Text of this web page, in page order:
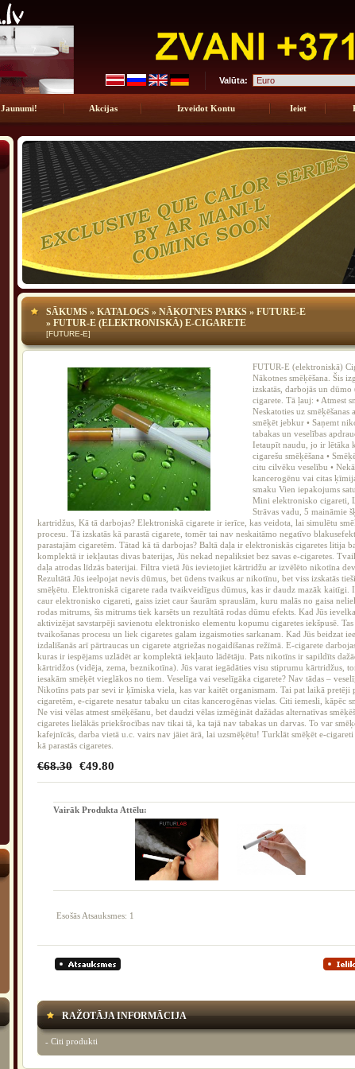
Valūta:
Jaunumi! Akcijas Izveidot Kontu Ieiet
SĀKUMS » KATALOGS » NĀKOTNES PARKS » FUTURE-E
» FUTUR-E (ELEKTRONISKĀ) E-CIGARETE
[FUTURE-E]
FUTUR-E (elektroniskā)
Nākotnes smēķēšana. Šis
izskatās, darbojās un dūmo
cigarete. Tā ļauj: • Atmest
Neskatoties uz smēķēšanas
smēķēt jebkur • Saņemt
tabakas un veselības
Ietaupīt naudu, jo ir lētāka
cigarešu smēķēšana •
citu cilvēku veselību •
kancerogēnu vai citas
smaku Vien iepakojums
Mini elektronisko cigareti,
Strāvas vadu, 5 maināmie
kartridžus, Kā tā darbojas? Elektroniskā cigarete ir ierīce, kas veidota, lai simulētu
procesu. Tā izskatās kā parastā cigarete, tomēr tai nav neskaitāmo negatīvo
parastajām cigaretēm. Tātad kā tā darbojas? Baltā daļa ir elektroniskās cigaretes litija
komplektā ir iekļautas divas baterijas, Jūs nekad nepaliksiet bez savas e-cigaretes.
daļa atrodas līdzās baterijai. Filtra vietā Jūs ievietojiet kārtridžu ar izvēlēto nikotīna
Rezultātā Jūs ieelpojat nevis dūmus, bet ūdens tvaikus ar nikotīnu, bet viss izskatās
smēķētu. Elektroniskā cigarete rada tvaikveidīgus dūmus, kas ir daudz mazāk kaitīgi.
caur elektronisko cigareti, gaiss iziet caur šaurām sprauslām, kuru malās no gaisa
rodas mitrums, šis mitrums tiek karsēts un rezultātā rodas dūmu efekts. Kad Jūs
aktivizējat savstarpēji savienotu elektronisko elementu kopumu cigaretes iekšpusē. Tas
tvaikošanas procesu un liek cigaretes galam izgaismoties sarkanam. Kad Jūs beidzat
izdalīšanās arī pārtraucas un cigarete atgriežas nogaidīšanas režīmā. E-cigarete
kuras ir iespējams uzlādēt ar komplektā iekļauto lādētāju. Pats nikotīns ir sapildīts
kārtridžos (vidēja, zema, beznikotīna). Jūs varat iegādāties visu stiprumu kārtridžus,
iesakām smēķēt vieglākos no tiem. Veselīga vai veselīgāka cigarete? Nav tādas –
Nikotīns pats par sevi ir ķīmiska viela, kas var kaitēt organismam. Tai pat laikā pretēji
cigaretēm, e-cigarete nesatur tabaku un citas kancerogēnas vielas. Citi iemesli, kāpēc
Ne visi vēlas atmest smēķēšanu, bet daudzi vēlas izmēģināt dažādas alternatīvas
cigaretes lielākās priekšrocības nav tikai tā, ka tajā nav tabakas un darvas. To var
kafejnīcās, darba vietā u.c. vairs nav jāiet ārā, lai uzsmēķētu! Turklāt smēķēt e-
kā parastās cigaretes.
€68.30 €49.80
Vairāk Produkta Attēlu:
Esošās Atsauksmes: 1
RAŽOTĀJA INFORMĀCIJA
- Citi produkti